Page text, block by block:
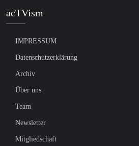
acTVism
IMPRESSUM
Datenschutzerklärung
Archiv
Über uns
Team
Newsletter
Mitgliedschaft